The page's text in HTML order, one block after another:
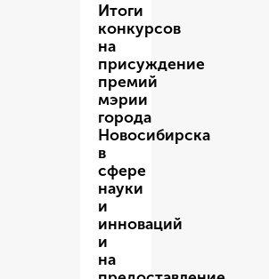
Итоги
конкурсов
на
присуждение
премий
мэрии
города
Новосибирска
в
сфере
науки
и
инноваций
и
на